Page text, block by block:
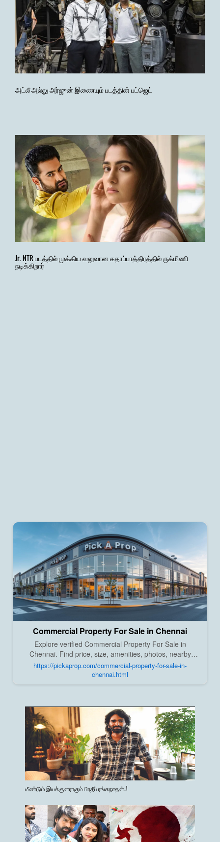
அட்லீ அல்லு அர்ஜுன் இணையும் படத்தின் பட்ஜெட்
Jr. NTR படத்தில் முக்கிய வலுவான கதாப்பாத்திரத்தில் ருக்மிணி
நடிக்கிறார்
Commercial Property For Sale in Chennai
Explore verified Commercial Property For Sale in
Chennai. Find price, size, amenities, photos, nearby
landmarks, and details from trusted builders, agents, and
owners on Pick A Prop;
https://pickaprop.com/commercial-property-for-sale-in-
chennai.html
மீண்டும் இயக்குனராகும் பிரதீப் ரங்கநாதன்..!